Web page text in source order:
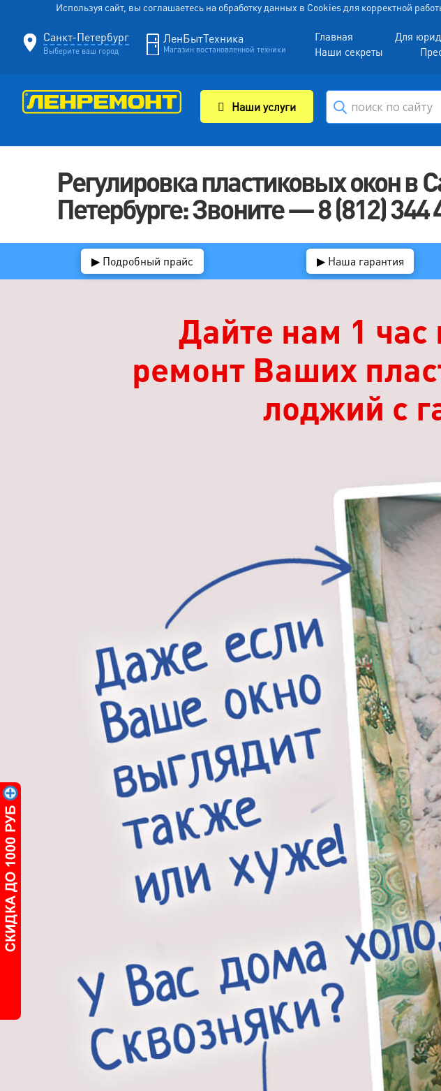
Используя сайт, вы соглашаетесь на обработку данных в Cookies для корректной
Санкт-Петербург
Выберите ваш город
ЛенБытТехника
Магазин востановленной техники
Главная Для
Наши секреты
Наши услуги
Регулировка пластиковых окон в
Петербурге: Звоните — 8 (812) 344
▶ Подробный прайс ▶ Наша гарантия
Дайте нам 1
ремонт Ваших
лоджий с